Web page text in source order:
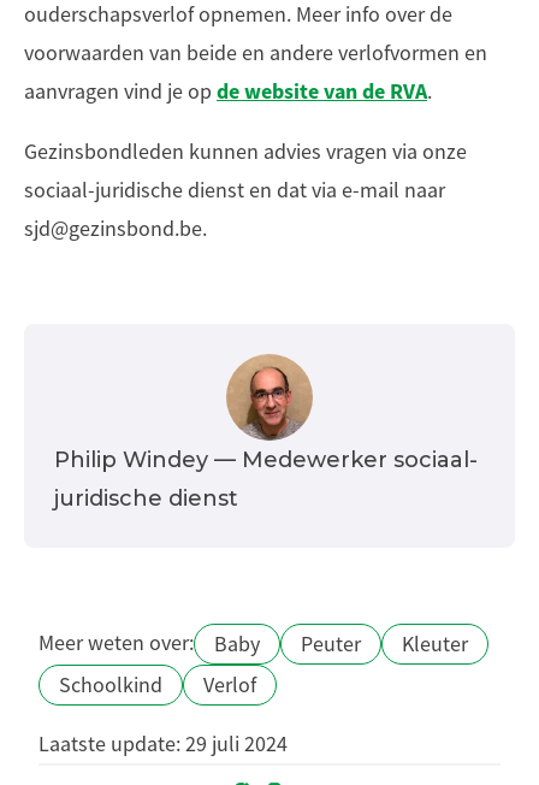
ouderschapsverlof opnemen. Meer info over de
voorwaarden van beide en andere verlofvormen en
aanvragen vind je op de website van de RVA.
Gezinsbondleden kunnen advies vragen via onze
sociaal-juridische dienst en dat via e-mail naar
sjd@gezinsbond.be.
Philip Windey — Medewerker sociaal-
juridische dienst
Meer weten over: Baby Peuter
Kleuter
Schoolkind
Verlof
Laatste update: 29 juli 2024